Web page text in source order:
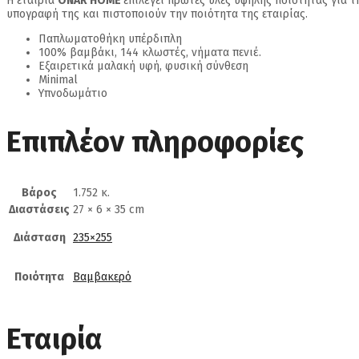
υπογραφή της και πιστοποιούν την ποιότητα της εταιρίας.
Παπλωματοθήκη υπέρδιπλη
100% βαμβάκι, 144 κλωστές, νήματα πενιέ.
Εξαιρετικά μαλακή υφή, φυσική σύνθεση
Minimal
Υπνοδωμάτιο
Επιπλέον πληροφορίες
Βάρος
1.752 κ.
Διαστάσεις 27 × 6 × 35 cm
Διάσταση 235×255
Ποιότητα Βαμβακερό
Εταιρία